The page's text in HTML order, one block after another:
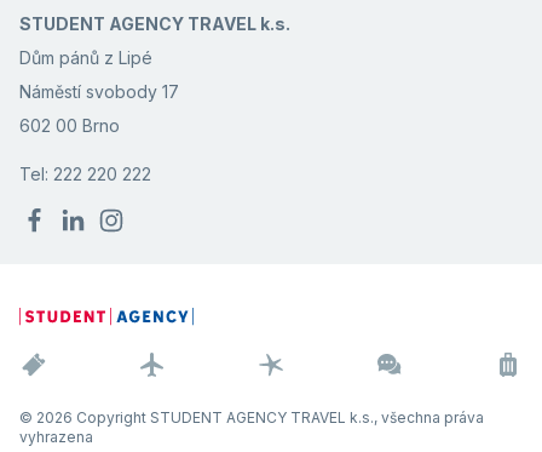
STUDENT AGENCY TRAVEL k.s.
Dům pánů z Lipé
Náměstí svobody 17
602 00 Brno
Tel: 222 220 222
© 2026 Copyright STUDENT AGENCY TRAVEL k.s., všechna práva
vyhrazena